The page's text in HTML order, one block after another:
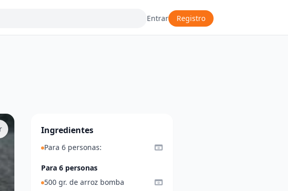
Entrar Registro
Ingredientes
Para 6 personas:
Para 6 personas
500 gr. de arroz bomba